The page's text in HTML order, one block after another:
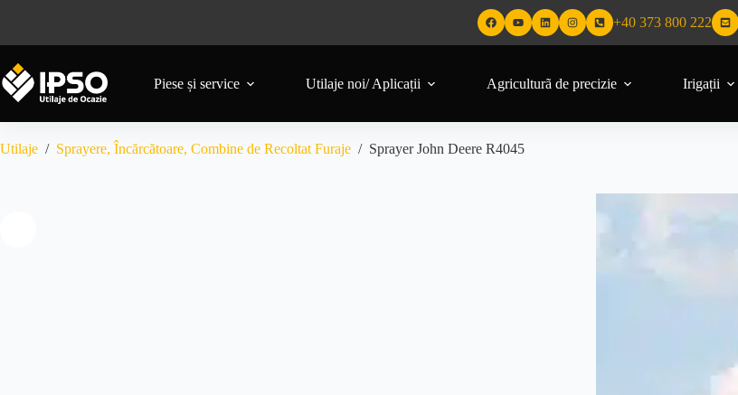
+40 373 800 222
Piese și service Utilaje noi/ Aplicații Agriculturã de precizie Irigații
Utilaje / Sprayere, Încărcătoare, Combine de Recoltat Furaje / Sprayer John Deere R4045